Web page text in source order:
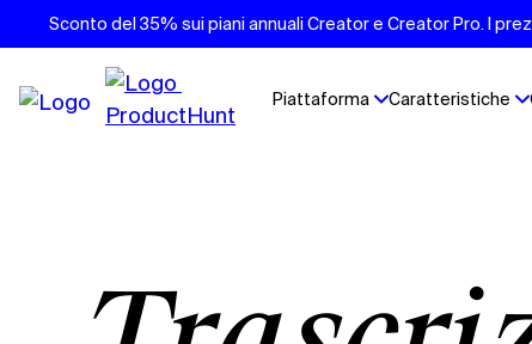
Sconto del 35% sui piani annuali Creator e Creator Pro. I
Piattaforma Caratteristiche